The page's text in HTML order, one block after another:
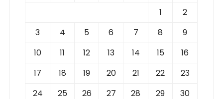
1
2
3
4 5 6 7 8
9
10
11 12 13 14 15
16
17
18 19 20 21 22
23
24
25 26 27 28 29
30